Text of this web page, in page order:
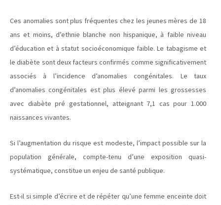
Ces anomalies sont plus fréquentes chez les jeunes mères de 18
ans et moins, d’ethnie blanche non hispanique, à faible niveau
d’éducation et à statut socioéconomique faible. Le tabagisme et
le diabète sont deux facteurs confirmés comme significativement
associés à l’incidence d’anomalies congénitales. Le taux
d’anomalies congénitales est plus élevé parmi les grossesses
avec diabète pré gestationnel, atteignant 7,1 cas pour 1.000
naissances vivantes.
Si l’augmentation du risque est modeste, l’impact possible sur la
population générale, compte-tenu d’une exposition quasi-
systématique, constitue un enjeu de santé publique.
Est-il si simple d’écrire et de répéter qu’une femme enceinte doit